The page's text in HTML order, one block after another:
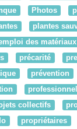
Photos
plantes
des matériaux
précarité
prévention
professionnel
collectifs
propriétaires